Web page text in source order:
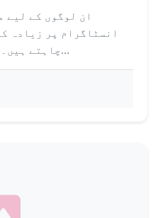
انسٹاگرام پر زیادہ
چاہتے ہیں۔ پوسٹس کو خام تاریخی ترت...